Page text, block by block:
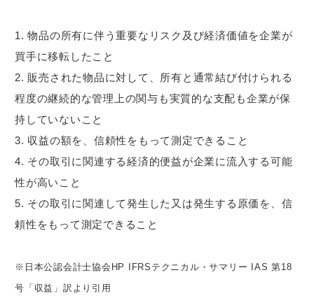
物品の所有に伴う重要なリスク及び経済価値を企業が
買手に移転したこと
販売された物品に対して、所有と通常結び付けられる
程度の継続的な管理上の関与も実質的な支配も企業が保
持していないこと
収益の額を、信頼性をもって測定できること
その取引に関連する経済的便益が企業に流入する可能
性が高いこと
その取引に関連して発生した又は発生する原価を、信
頼性をもって測定できること
※日本公認会計士協会HP IFRSテクニカル・サマリー IAS 第18
号「収益」訳より引用